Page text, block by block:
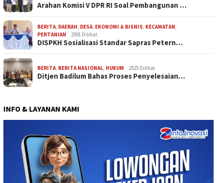
Arahan Komisi V DPR RI Soal Pembangunan …
BERITA DAERAH DESA EKONOMI & BISNIS KECAMATAN
PERTANIAN
2591 Dilihat
DISPKH Sosialisasi Standar Sapras Petern…
BERITA BERITA NASIONAL HUKUM 2525 Dilihat
Ditjen Badilum Bahas Proses Penyelesaian…
INFO & LAYANAN KAMI